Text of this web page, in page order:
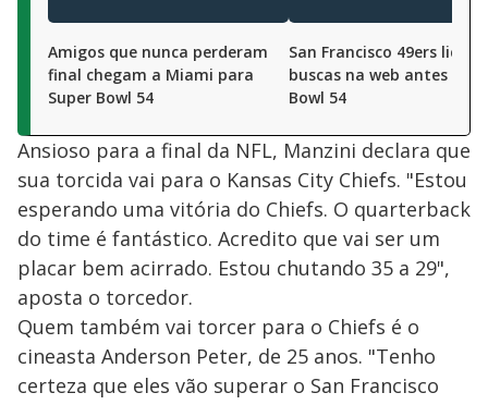
Amigos que nunca perderam
final chegam a Miami para
Super Bowl 54
San Francisco 49ers lidera
buscas na web antes do
Bowl 54
Ansioso para a final da NFL, Manzini declara que
sua torcida vai para o Kansas City Chiefs. "Estou
esperando uma vitória do Chiefs. O quarterback
do time é fantástico. Acredito que vai ser um
placar bem acirrado. Estou chutando 35 a 29",
aposta o torcedor.
Quem também vai torcer para o Chiefs é o
cineasta Anderson Peter, de 25 anos. "Tenho
certeza que eles vão superar o San Francisco